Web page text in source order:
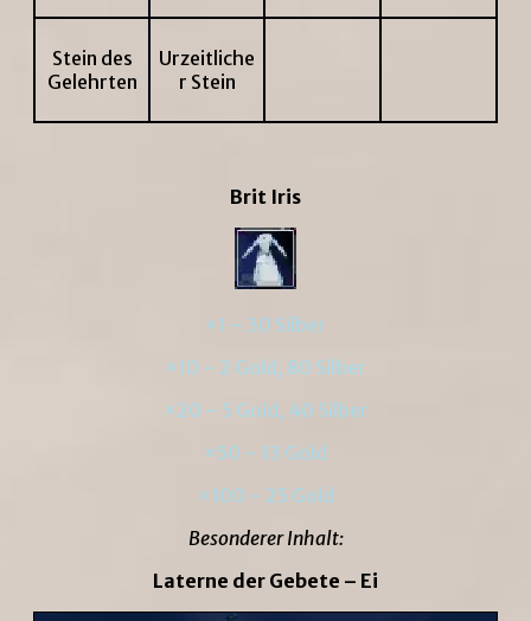
Stein des
Gelehrten
Urzeitliche
r Stein
Brit Iris
×1 – 30 Silber
×10 – 2 Gold, 80 Silber
×20 – 5 Gold, 40 Silber
×50 – 13 Gold
×100 – 25 Gold
Besonderer Inhalt:
Laterne der Gebete – Ei